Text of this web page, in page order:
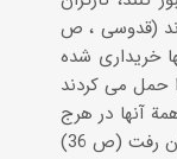
(قدوسی ، ص
خریداری شده
حمل می کردند
کشتی رسیده بود که همة آنها در هرج